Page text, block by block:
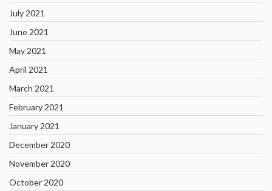
July 2021
June 2021
May 2021
April 2021
March 2021
February 2021
January 2021
December 2020
November 2020
October 2020